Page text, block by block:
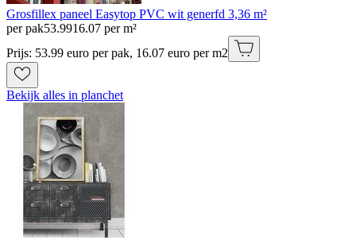
Grosfillex paneel Easytop PVC wit generfd 3,36 m²
per pak53.9916.07 per m²
Prijs: 53.99 euro per pak, 16.07 euro per m2
Bekijk alles in planchet